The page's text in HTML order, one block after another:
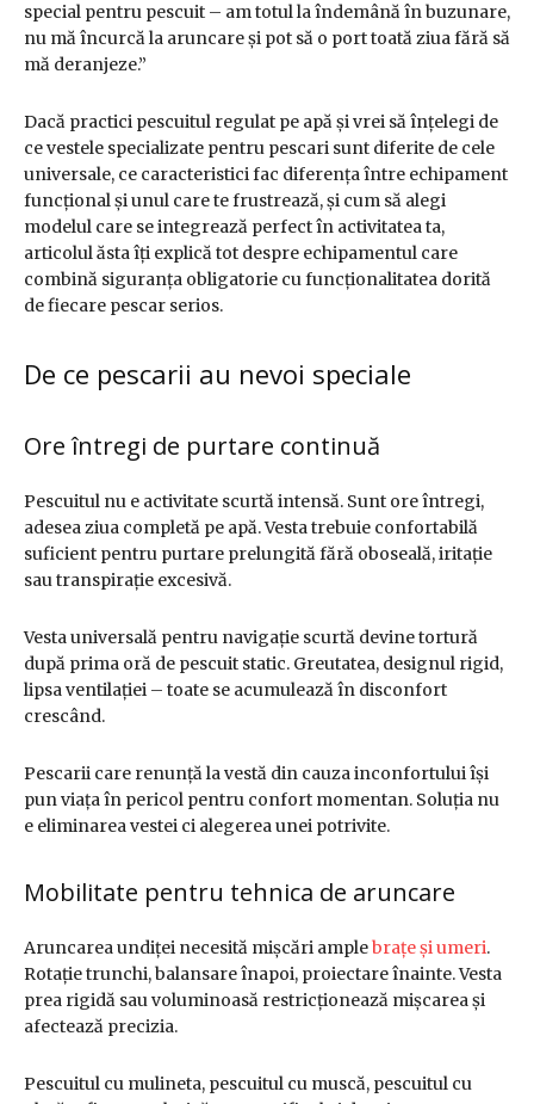
special pentru pescuit – am totul la îndemână în buzunare,
nu mă încurcă la aruncare și pot să o port toată ziua fără să
mă deranjeze.”
Dacă practici pescuitul regulat pe apă și vrei să înțelegi de
ce vestele specializate pentru pescari sunt diferite de cele
universale, ce caracteristici fac diferența între echipament
funcțional și unul care te frustrează, și cum să alegi
modelul care se integrează perfect în activitatea ta,
articolul ăsta îți explică tot despre echipamentul care
combină siguranța obligatorie cu funcționalitatea dorită
de fiecare pescar serios.
De ce pescarii au nevoi speciale
Ore întregi de purtare continuă
Pescuitul nu e activitate scurtă intensă. Sunt ore întregi,
adesea ziua completă pe apă. Vesta trebuie confortabilă
suficient pentru purtare prelungită fără oboseală, iritație
sau transpirație excesivă.
Vesta universală pentru navigație scurtă devine tortură
după prima oră de pescuit static. Greutatea, designul rigid,
lipsa ventilației – toate se acumulează în disconfort
crescând.
Pescarii care renunță la vestă din cauza inconfortului își
pun viața în pericol pentru confort momentan. Soluția nu
e eliminarea vestei ci alegerea unei potrivite.
Mobilitate pentru tehnica de aruncare
Aruncarea undiței necesită mișcări amplebrațe și umeri.
Rotație trunchi, balansare înapoi, proiectare înainte. Vesta
prea rigidă sau voluminoasă restricționează mișcarea și
afectează precizia.
Pescuitul cu mulineta, pescuitul cu muscă, pescuitul cu